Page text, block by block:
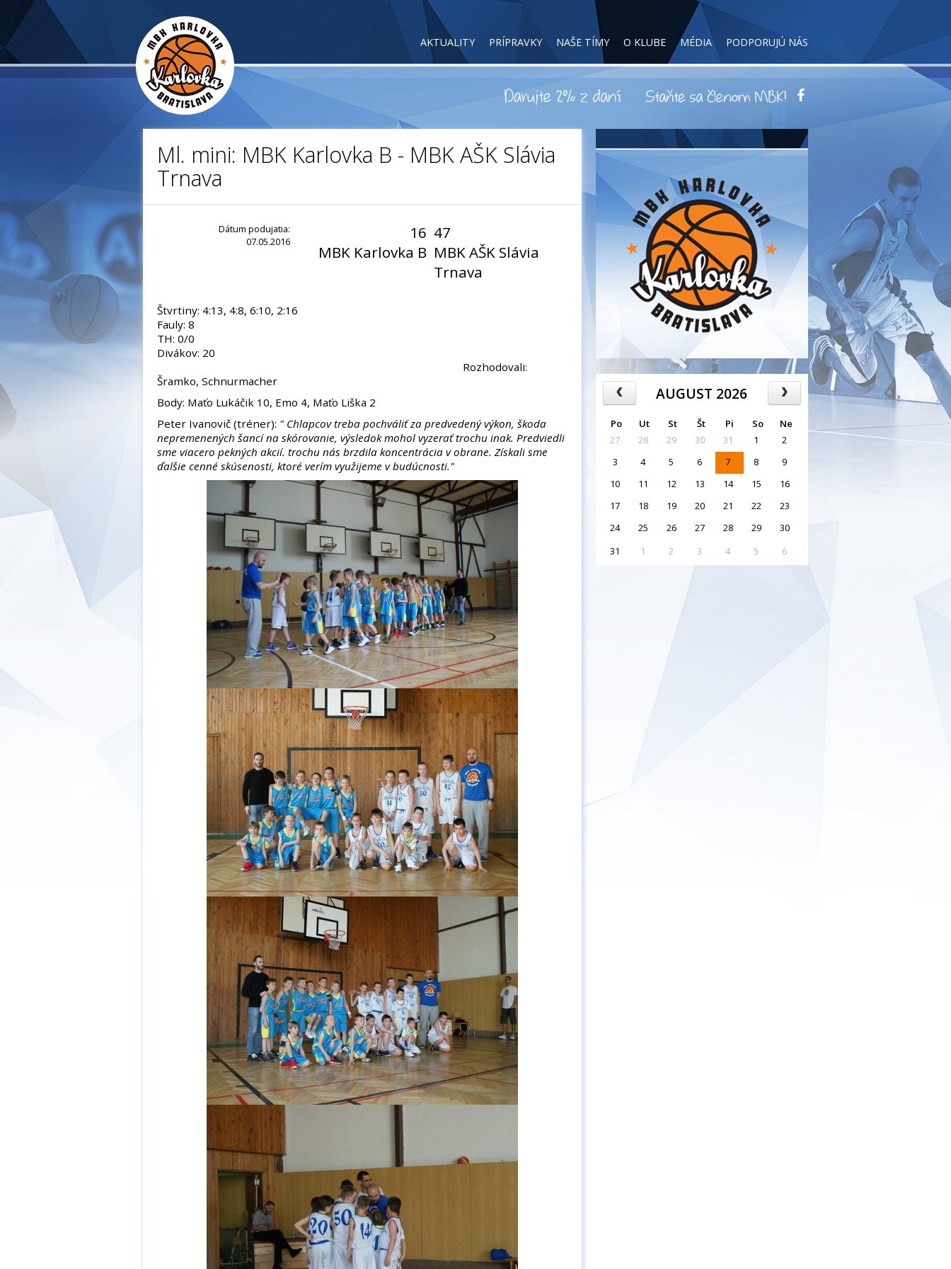
AKTUALITY PRÍPRAVKY NAŠE TÍMY O KLUBE MÉDIA PODPORUJÚ NÁS
Ml. mini: MBK Karlovka B - MBK AŠK Slávia
Trnava
Dátum podujatia:
07.05.2016
16
MBK Karlovka B
47
MBK AŠK Slávia
Trnava
Štvrtiny: 4:13, 4:8, 6:10, 2:16
Fauly: 8
TH: 0/0
Divákov: 20
Rozhodovali:
Šramko, Schnurmacher
Body: Maťo Lukáčik 10, Emo 4, Maťo Liška 2
Peter Ivanovič (tréner): " Chlapcov treba pochváliť za predvedený výkon, škoda
nepremenených šancí na skórovanie, výsledok mohol vyzerať trochu inak. Predviedli
sme viacero pekných akcií. trochu nás brzdila koncentrácia v obrane. Získali sme
ďalšie cenné skúsenosti, ktoré verím využijeme v budúcnosti."
AUGUST 2026
Po Ut St Št Pi So
Ne
27
28 29 30 31 1
2
3
4 5 6 7 8
9
10
11 12 13 14 15
16
17
18 19 20 21 22
23
24
25 26 27 28 29
30
31
1 2 3 4 5 6